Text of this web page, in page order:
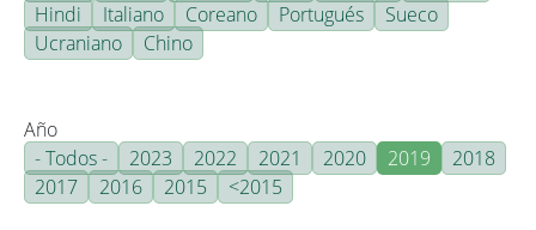
Hindi
Italiano Coreano Portugués
Sueco
Ucraniano
Chino
Año
- Todos -
2023 2022 2021 2020 2019
2018
2017
2016 2015 <2015